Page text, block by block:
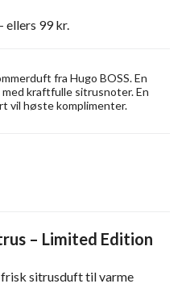
ellers 99 kr.
fra Hugo BOSS. En
kraftfulle sitrusnoter. En
vil høste komplimenter.
– Limited Edition
frisk sitrusduft til varme